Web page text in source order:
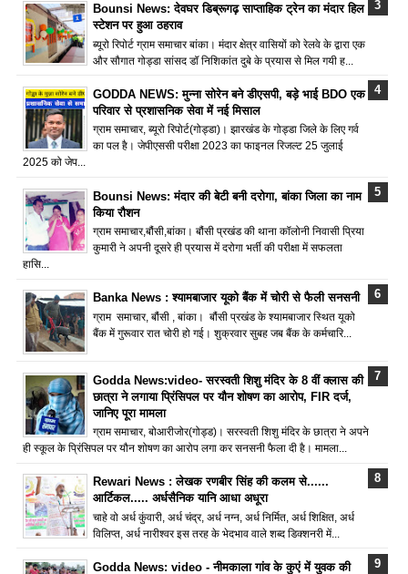
Bounsi News: देवघर डिब्रूगढ़ साप्ताहिक ट्रेन का मंदार हिल
स्टेशन पर हुआ ठहराव
ब्यूरो रिपोर्ट ग्राम समाचार बांका। मंदार क्षेत्र वासियों को रेलवे के द्वारा एक
और सौगात गोड्डा सांसद डॉ निशिकांत दुबे के प्रयास से मिल गयी ह...
GODDA NEWS: मुन्ना सोरेन बने डीएसपी, बड़े भाई BDO एक
परिवार से प्रशासनिक सेवा में नई मिसाल
ग्राम समाचार, ब्यूरो रिपोर्ट(गोड्डा)। झारखंड के गोड्डा जिले के लिए गर्व
का पल है। जेपीएससी परीक्षा 2023 का फाइनल रिजल्ट 25 जुलाई
2025 को जेप...
Bounsi News: मंदार की बेटी बनी दरोगा, बांका जिला का नाम
किया रौशन
ग्राम समाचार,बौंसी,बांका। बौंसी प्रखंड की थाना कॉलोनी निवासी प्रिया
कुमारी ने अपनी दूसरे ही प्रयास में दरोगा भर्ती की परीक्षा में सफलता
हासि...
Banka News : श्यामबाजार यूको बैंक में चोरी से फैली सनसनी
ग्राम समाचार, बौंसी , बांका। बौंसी प्रखंड के श्यामबाजार स्थित यूको
बैंक में गुरूवार रात चोरी हो गई। शुक्रवार सुबह जब बैंक के कर्मचारि...
Godda News:video- सरस्वती शिशु मंदिर के 8 वीं क्लास की
छात्रा ने लगाया प्रिंसिपल पर यौन शोषण का आरोप, FIR दर्ज,
जानिए पूरा मामला
ग्राम समाचार, बोआरीजोर(गोड्ड)। सरस्वती शिशु मंदिर के छात्रा ने अपने
ही स्कूल के प्रिंसिपल पर यौन शोषण का आरोप लगा कर सनसनी फैला दी है। मामला...
Rewari News : लेखक रणबीर सिंह की कलम से......
आर्टिकल..... अर्धसैनिक यानि आधा अधूरा
चाहे वो अर्ध कुंवारी, अर्ध चंद्र, अर्ध नग्न, अर्ध निर्मित, अर्ध शिक्षित, अर्ध
विलिप्त, अर्ध नारीश्वर इस तरह के भेदभाव वाले शब्द डिक्शनरी में...
Godda News: video - नीमकाला गांव के कुएं में युवक की